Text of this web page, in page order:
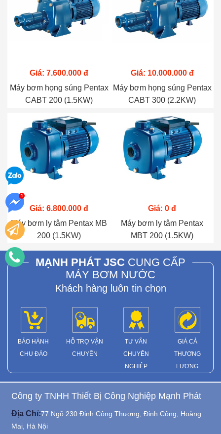
Giá: 7.600.000 đ
Máy bơm họng súng Pentax
CABT 200 (1.5KW)
Giá: 10.000.000 đ
Máy bơm họng súng Pentax
CABT 300 (2.2KW)
Giá: 6.800.000 đ
Máy bơm ly tâm Pentax MB
200 (1.5KW)
Giá: 0 đ
Máy bơm ly tâm Pentax
MBT 200 (1.5KW)
MẠNH PHÁT JSC CUNG CẤP
MÁY BƠM NƯỚC
Khách hàng luôn tin chọn
BẢO HÀNH
CHU ĐÁO
HỖ TRỢ VẬN
CHUYỂN
TƯ VẤN
CHUYÊN
NGHIỆP
GIÁ CẢ
THƯƠNG
LƯỢNG
Công ty TNHH Thiết Bị Công Nghiệp Mạnh Phát
Địa Chỉ:77 Ngõ 230 Định Công Thượng, Định Công, Hoàng
Mai, Hà Nội